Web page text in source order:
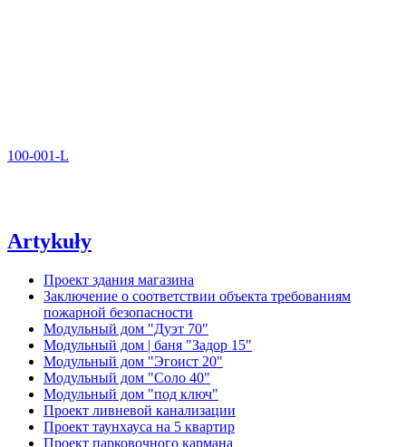
100-001-L
Artykuły
Проект здания магазина
Заключение о соответствии объекта требованиям
пожарной безопасности
Модульный дом "Дуэт 70"
Модульный дом | баня "Задор 15"
Модульный дом "Эгоист 20"
Модульный дом "Соло 40"
Модульный дом "под ключ"
Проект ливневой канализации
Проект таунхауса на 5 квартир
Проект парковочного кармана